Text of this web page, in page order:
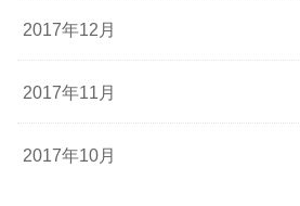
2017年12月
2017年11月
2017年10月